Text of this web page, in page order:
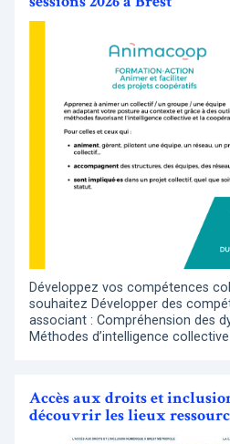
Développez vos compétences
souhaitez Développer des
associant : Compréhension des
Méthodes d’intelligence
Accès aux droits et
découvrir les lieux